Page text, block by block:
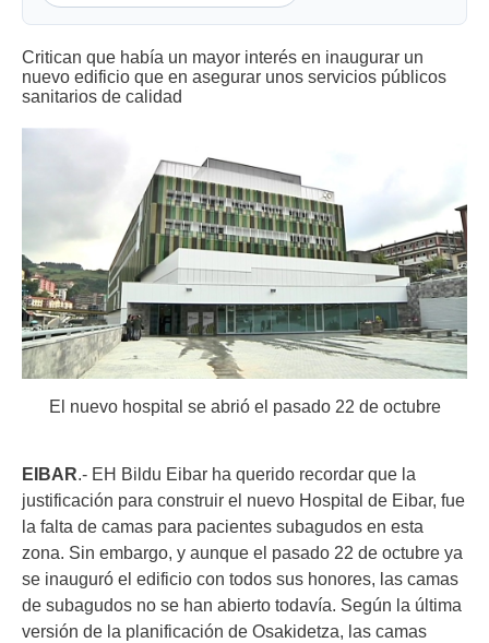
Critican que había un mayor interés en inaugurar un
nuevo edificio que en asegurar unos servicios públicos
sanitarios de calidad
El nuevo hospital se abrió el pasado 22 de octubre
EIBAR.- EH Bildu Eibar ha querido recordar que la
justificación para construir el nuevo Hospital de Eibar, fue
la falta de camas para pacientes subagudos en esta
zona. Sin embargo, y aunque el pasado 22 de octubre ya
se inauguró el edificio con todos sus honores, las camas
de subagudos no se han abierto todavía. Según la última
versión de la planificación de Osakidetza, las camas